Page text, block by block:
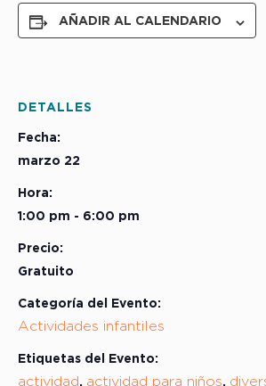
AÑADIR AL CALENDARIO
DETALLES
Fecha:
marzo 22
Hora:
1:00 pm - 6:00 pm
Precio:
Gratuito
Categoría del Evento:
Actividades infantiles
Etiquetas del Evento:
actividad, actividad para niños,